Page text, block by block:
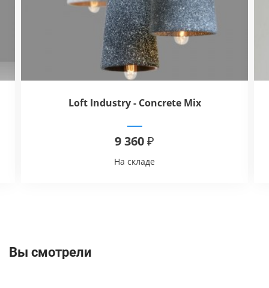
Loft Industry - Concrete Mix
9 360 ₽
На складе
Вы смотрели